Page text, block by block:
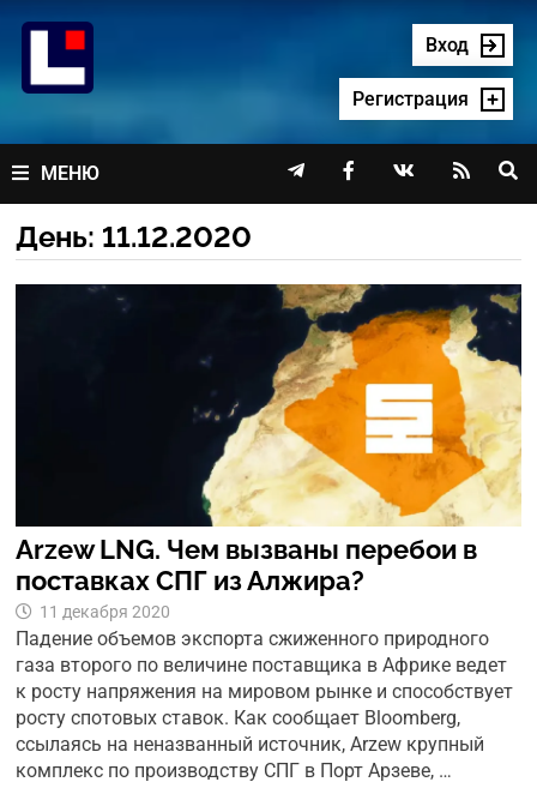
содержимому
Вход
Регистрация
МЕНЮ    
День: 11.12.2020
Arzew LNG. Чем вызваны перебои в
поставках СПГ из Алжира?
11 декабря 2020
Падение объемов экспорта сжиженного природного
газа второго по величине поставщика в Африке ведет
к росту напряжения на мировом рынке и способствует
росту спотовых ставок. Как сообщает Bloomberg,
ссылаясь на неназванный источник, Arzew крупный
комплекс по производству СПГ в Порт Арзеве, …